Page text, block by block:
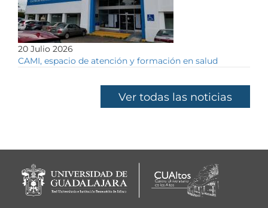
20 Julio 2026
CAMI, espacio de atención y formación en salud
Ver todas las noticias